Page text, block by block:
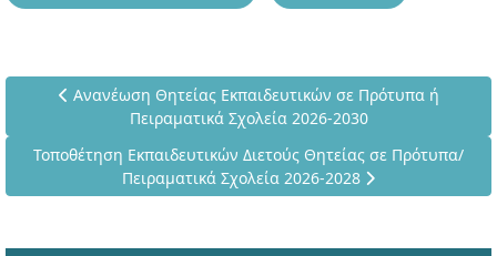
Προηγούμενο άρθρο: Ανανέωση Θητείας Εκπαιδευτικών
Ανανέωση Θητείας Εκπαιδευτικών σε Πρότυπα ή
Πειραματικά Σχολεία 2026-2030
Επόμενο άρθρο: Τοποθέτηση Εκπαιδευτικών Διετούς
Τοποθέτηση Εκπαιδευτικών Διετούς Θητείας σε Πρότυπα/
Πειραματικά Σχολεία 2026-2028